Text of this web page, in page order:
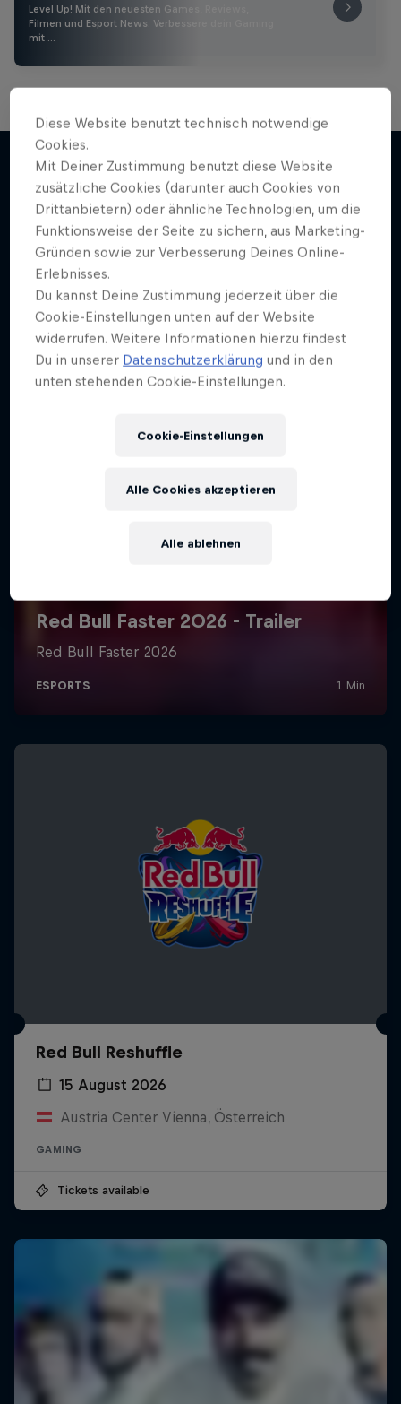
Level Up! Mit den neuesten Games, Reviews,
Filmen und Esport News. Verbessere dein Gaming
mit …
Mehr davon
Red Bull Reshuffle
15 August 2026
Austria Center Vienna, Österreich
GAMING
Tickets available
Diese Website benutzt technisch notwendige
Cookies.
Mit Deiner Zustimmung benutzt diese Website
zusätzliche Cookies (darunter auch Cookies von
Drittanbietern) oder ähnliche Technologien, um die
Funktionsweise der Seite zu sichern, aus Marketing-
Gründen sowie zur Verbesserung Deines Online-
Erlebnisses.
Du kannst Deine Zustimmung jederzeit über die
Cookie-Einstellungen unten auf der Website
widerrufen. Weitere Informationen hierzu findest
Du in unserer Datenschutzerklärung und in den
unten stehenden Cookie-Einstellungen.
Cookie-Einstellungen
Alle ablehnen
Alle Cookies akzeptieren